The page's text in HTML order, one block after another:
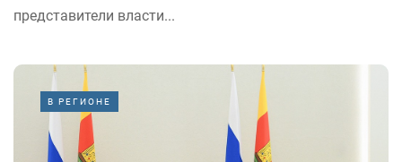
представители власти...
В РЕГИОНЕ